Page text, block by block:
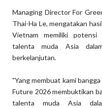
Managing Director For
Thai-Ha Le, mengatakan
Vietnam memiliki potensi
talenta muda Asia
berkelanjutan.
"Yang membuat kami
Future 2026 membuktikan
talenta muda Asia